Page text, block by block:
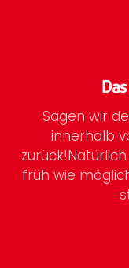
Sagen wir
innerhalb
zurück!
früh wie